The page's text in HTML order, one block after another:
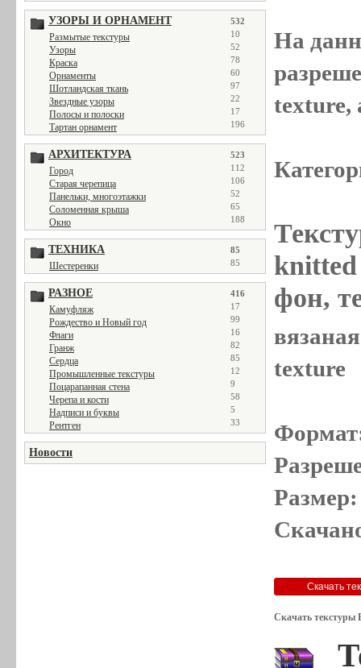
УЗОРЫ И ОРНАМЕНТ 532
Размытые текстуры 10
Узоры 52
Краска 78
Орнаменты 60
Шотландская ткань 97
Звездные узоры 22
Полосы и полоски 17
Тартан орнамент 196
АРХИТЕКТУРА 523
Город 112
Старая черепица 106
Панельки, многоэтажки 52
Соломенная крыша 65
Окно 188
ТЕХНИКА 85
Шестеренки 85
РАЗНОЕ 416
Камуфляж 17
Рождество и Новый год 99
Флаги 16
Гранж 82
Сердца 85
Промышленные текстуры 12
Поцарапанная стена 9
Черепа и кости 58
Надписи и буквы 5
Рентген 33
Новости
На
texture,
фон,
texture
Скачать текстуры